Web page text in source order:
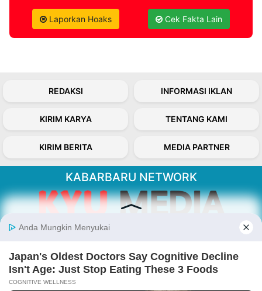
Laporkan Hoaks Cek Fakta Lain
REDAKSI INFORMASI IKLAN
KIRIM KARYA TENTANG KAMI
KIRIM BERITA MEDIA PARTNER
KABARBARU NETWORK
Kabarbaru.co menyajikan berita aktual dan
inspiratif dari sudut pandang berbaik sangka
serta terverifikasi dari sumber yang tepat.